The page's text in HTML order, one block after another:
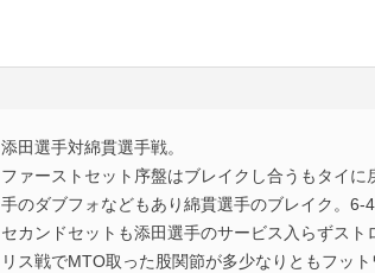
添田選手対綿貫選手戦。
ファーストセット序盤はブレイクし合うもタイ
手のダブフォなどもあり綿貫選手のブレイク。6-4
セカンドセットも添田選手のサービス入らずス
リス戦でMTO取った股関節が多少なりともフッ